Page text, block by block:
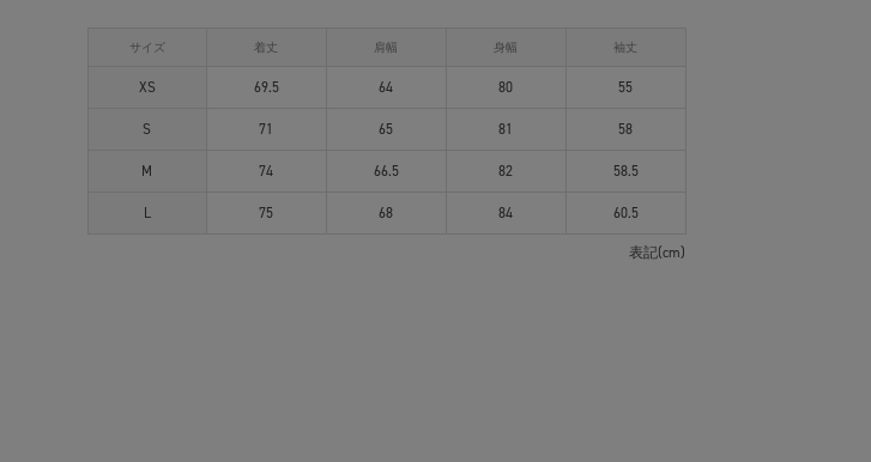
サイズ 着丈 肩幅 身幅 袖丈
XS 69.5 64 80 55
S 71 65 81 58
M 74 66.5 82 58.5
L 75 68 84 60.5
表記(cm)